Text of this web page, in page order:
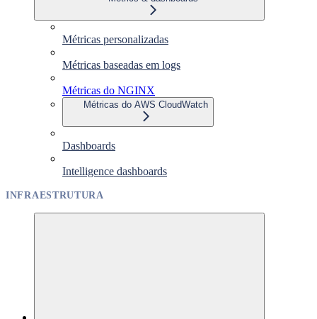
Métricas personalizadas
Métricas baseadas em logs
Métricas do NGINX
Métricas do AWS CloudWatch
Dashboards
Intelligence dashboards
INFRAESTRUTURA